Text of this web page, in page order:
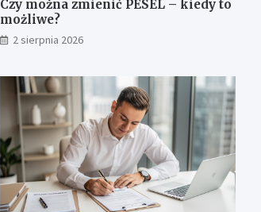
Czy można zmienić PESEL – kiedy to
możliwe?
2 sierpnia 2026